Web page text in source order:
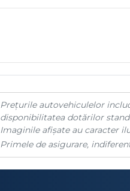
Prețurile autovehiculelor
disponibilitatea dotărilor
Imaginile afișate au caracter
Primele de asigurare,